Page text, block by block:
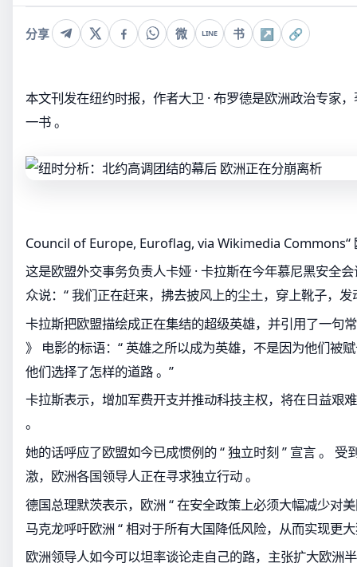
分享 微 LINE 书 ↗ 🔗
本文刊发在纽约时报，作者大卫 · 布罗德是欧洲政治专家
一书 。
Council of Europe, Euroflag, via Wikimedia Commons“
这是欧盟外交事务负责人卡娅 · 卡拉斯在今年慕尼黑安全
众说：“ 我们正在赶来，拂去披风上的尘土，穿上靴子，发
卡拉斯把欧盟描绘成正在集结的超级英雄，并引用了一句
》 电影的标语：“ 英雄之所以成为英雄，不是因为他们被
他们选择了怎样的道路 。”
卡拉斯表示，增加军费开支并推动科技主权，将在日益艰
。
她的话呼应了欧盟如今已成惯例的 “ 独立时刻 ” 宣言 。 受
激，欧洲各国领导人正在寻求独立行动 。
德国总理默茨表示，欧洲 “ 在安全政策上必须大幅减少对
马克龙呼吁欧洲 “ 相对于所有大国降低风险，从而实现更
欧洲领导人如今可以坦率谈论走自己的路，主张扩大欧洲